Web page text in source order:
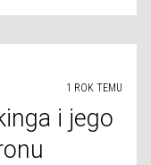
1 ROK TEMU
i jego